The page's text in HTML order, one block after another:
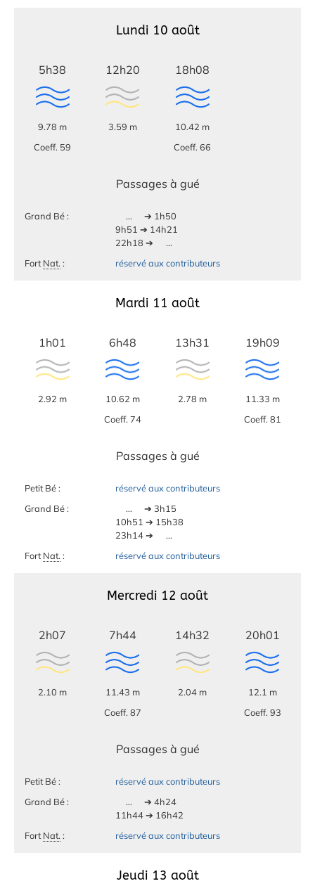
Lundi 10 août
5h38
9.78 m
Coeff. 59
12h20
3.59 m
18h08
10.42 m
Coeff. 66
Passages à gué
Grand Bé : ...
➔ 1h50
9h51 ➔ 14h21
22h18 ➔
...
Fort Nat. : réservé aux contributeurs
Mardi 11 août
1h01
2.92 m
6h48
10.62 m
Coeff. 74
13h31
2.78 m
19h09
11.33 m
Coeff. 81
Passages à gué
Petit Bé :
réservé aux contributeurs
Grand Bé :
...
➔ 3h15
10h51 ➔ 15h38
23h14 ➔
...
FortNat. : réservé aux contributeurs
Mercredi 12 août
2h07
2.10 m
7h44
11.43 m
Coeff. 87
14h32
2.04 m
20h01
12.1 m
Coeff. 93
Passages à gué
Petit Bé :
réservé aux contributeurs
Grand Bé :
...
➔ 4h24
11h44 ➔ 16h42
Fort Nat. : réservé aux contributeurs
Jeudi 13 août